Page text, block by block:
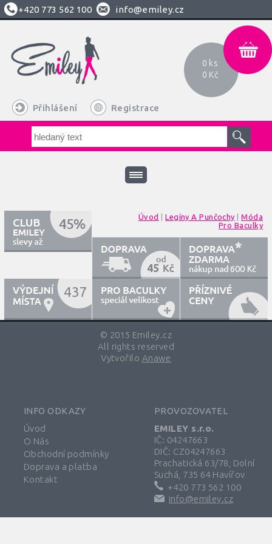
+420 773 562 100 info@emiley.cz
Přihlášení Registrace
0 ks
0 Kč
Úvod |Legíny A Punčochy |Móda
Pro Baculky
45 600
437
© 2015 Emiley.cz
All rights reserved
Vytvořilo Anawe
INFO ODKAZY
Úvod
O Nás
Obchodní podmínky
Doprava a platba
Kontakt
PROVOZOVATEL
EMILEY s.r.o.
IČ: 04247663
DIČ: CZ04247663
Prachatická 63/78, Dolní
Suchá, 735 64 Havířov
+420 773 562 100
info@emiley.cz